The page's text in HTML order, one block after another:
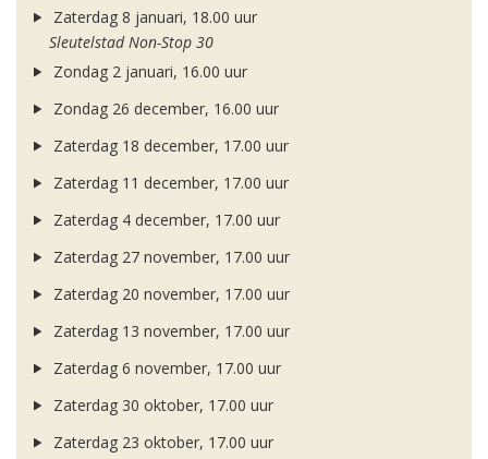
Zaterdag 8 januari, 18.00 uur
Sleutelstad Non-Stop 30
Zondag 2 januari, 16.00 uur
Zondag 26 december, 16.00 uur
Zaterdag 18 december, 17.00 uur
Zaterdag 11 december, 17.00 uur
Zaterdag 4 december, 17.00 uur
Zaterdag 27 november, 17.00 uur
Zaterdag 20 november, 17.00 uur
Zaterdag 13 november, 17.00 uur
Zaterdag 6 november, 17.00 uur
Zaterdag 30 oktober, 17.00 uur
Zaterdag 23 oktober, 17.00 uur